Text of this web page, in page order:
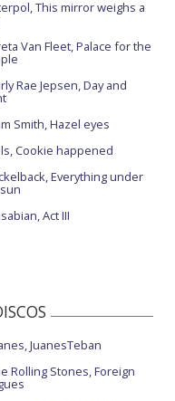
This mirror weighs a
Van Fleet, Palace for the
Rae Jepsen, Day and
Smith, Hazel eyes
Cookie happened
Everything under
Act III
JuanesTeban
Rolling Stones, Foreign